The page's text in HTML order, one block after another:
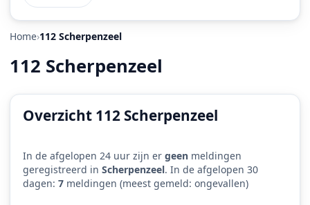
Home 112 Scherpenzeel
112 Scherpenzeel
Overzicht 112 Scherpenzeel
In de afgelopen 24 uur zijn er geen meldingen
geregistreerd in Scherpenzeel. In de afgelopen 30
dagen: 7 meldingen (meest gemeld: ongevallen)